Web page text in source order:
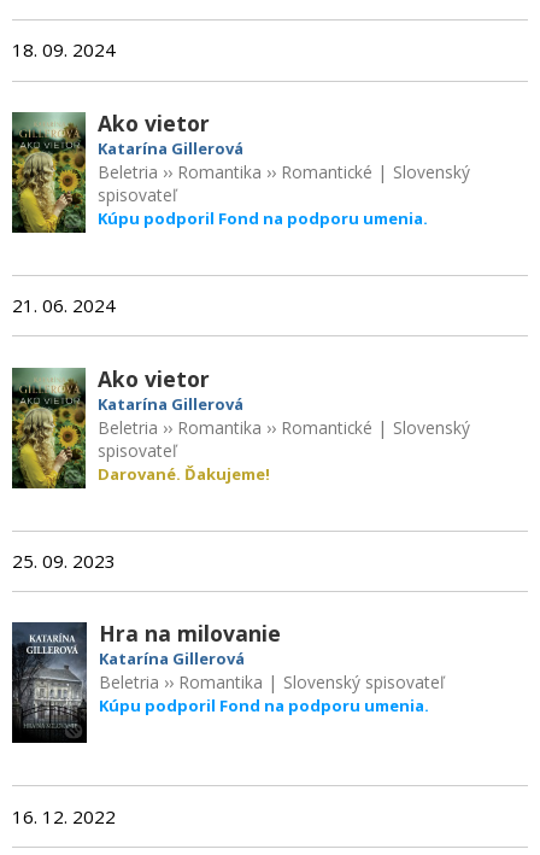
18. 09. 2024
Ako vietor
Katarína Gillerová
Beletria ›› Romantika ›› Romantické | Slovenský
spisovateľ
Kúpu podporil Fond na podporu umenia.
21. 06. 2024
Ako vietor
Katarína Gillerová
Beletria ›› Romantika ›› Romantické | Slovenský
spisovateľ
Darované. Ďakujeme!
25. 09. 2023
Hra na milovanie
Katarína Gillerová
Beletria ›› Romantika | Slovenský spisovateľ
Kúpu podporil Fond na podporu umenia.
16. 12. 2022